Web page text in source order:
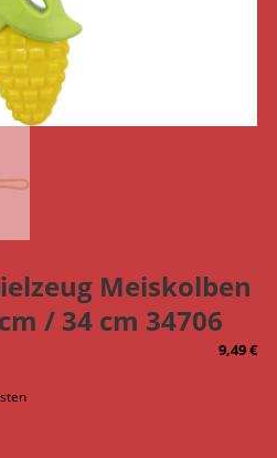
Meiskolben
/ 34 cm 34706
9,49€